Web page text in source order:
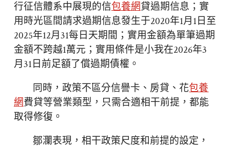
行征信體系中展現的信包養網貸過期信息；實
用時光區間請求過期信息發生于2020年1月1日至
2025年12月31每日天期間；實用金額為單筆過期
金額不跨越1萬元；實用條件是小我在2026年3
月31日前足額了償過期債權。
同時，政策不區分信譽卡、房貸、花包養
網費貸等營業類型，只需合適相干前提，都能
取得修復。
鄒瀾表現，相干政策尺度和前提的設定，